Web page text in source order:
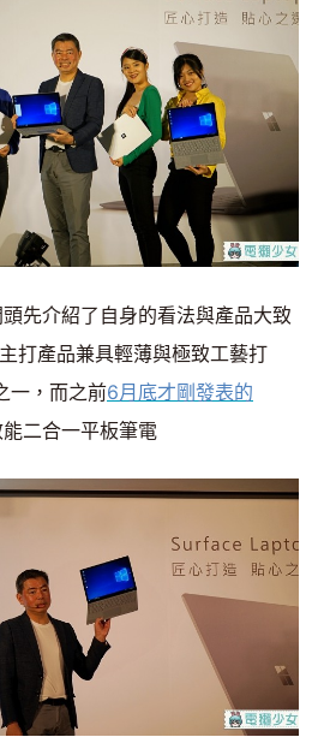
先介紹了自身的看法與產品大致
打產品兼具輕薄與極致工藝打
一，而之前6月底才剛發表的
二合一平板筆電